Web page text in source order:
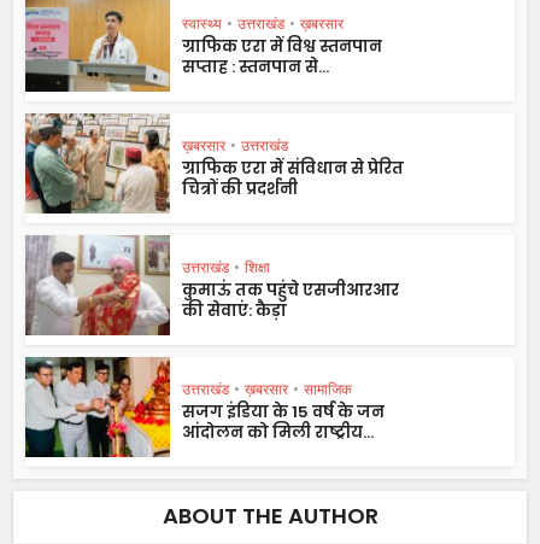
स्वास्थ्य • उत्तराखंड • ख़बरसार
ग्राफिक एरा में विश्व स्तनपान
सप्ताह : स्तनपान से...
ख़बरसार • उत्तराखंड
ग्राफिक एरा में संविधान से प्रेरित
चित्रों की प्रदर्शनी
उत्तराखंड • शिक्षा
कुमाऊं तक पहुंचे एसजीआरआर
की सेवाएं: कैड़ा
उत्तराखंड • ख़बरसार • सामाजिक
सजग इंडिया के 15 वर्ष के जन
आंदोलन को मिली राष्ट्रीय...
ABOUT THE AUTHOR